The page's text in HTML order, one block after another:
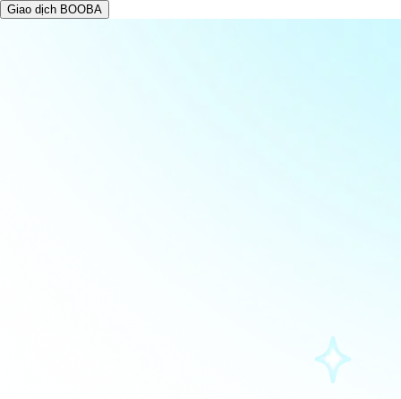
Giao dịch BOOBA